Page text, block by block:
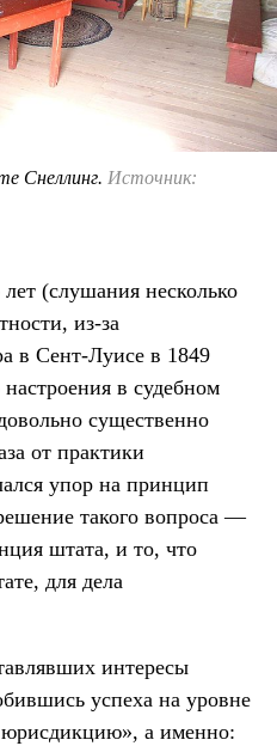
Снеллинг. Источник:
(слушания несколько
из-за
в Сент-Луисе в 1849
в судебном
существенно
от практики
упор на принцип
такого вопроса —
штата, и то, что
для дела
интересы
успеха на уровне
а именно: